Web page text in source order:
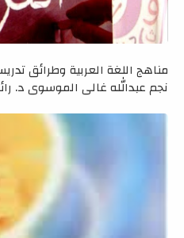
مناهج اللغة العربية وطرائق
نجم عبدالله غالي الموسوي د.